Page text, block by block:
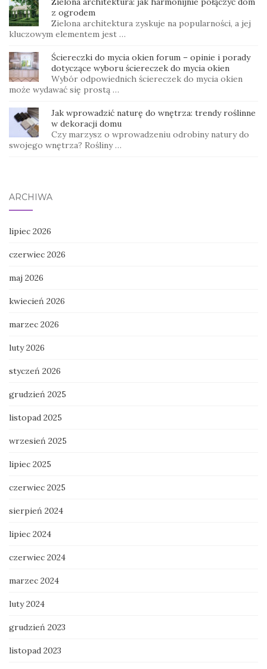
z ogrodem
Zielona architektura zyskuje na popularności, a jej
kluczowym elementem jest …
Ściereczki do mycia okien forum – opinie i porady
dotyczące wyboru ściereczek do mycia okien
Wybór odpowiednich ściereczek do mycia okien
może wydawać się prostą …
Jak wprowadzić naturę do wnętrza: trendy roślinne
w dekoracji domu
Czy marzysz o wprowadzeniu odrobiny natury do
swojego wnętrza? Rośliny …
ARCHIWA
lipiec 2026
czerwiec 2026
maj 2026
kwiecień 2026
marzec 2026
luty 2026
styczeń 2026
grudzień 2025
listopad 2025
wrzesień 2025
lipiec 2025
czerwiec 2025
sierpień 2024
lipiec 2024
czerwiec 2024
marzec 2024
luty 2024
grudzień 2023
listopad 2023